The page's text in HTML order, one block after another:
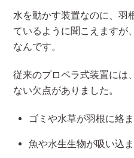
水を動かす装置なのに、羽
ているように聞こえますが
なんです。
従来のプロペラ式装置には
ない欠点がありました。
ゴミや水草が羽根に絡
魚や水生生物が吸い込